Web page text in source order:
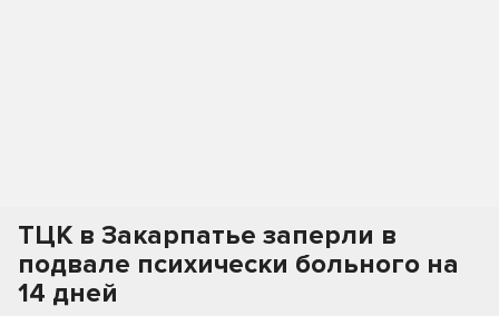
ТЦК в Закарпатье заперли в
подвале психически больного на
14 дней